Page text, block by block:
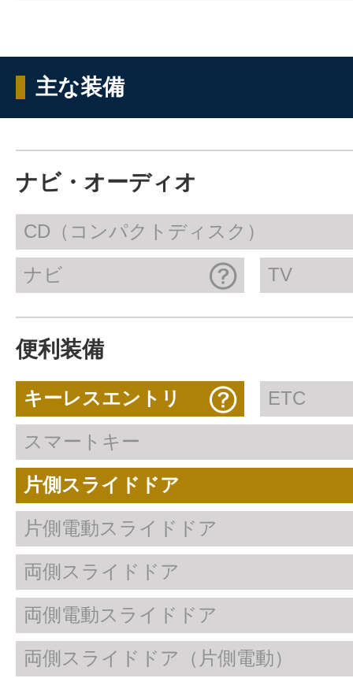
主な装備
ナビ・オーディオ
CD（コンパクトディスク）
ナビ TV
便利装備
キーレスエントリ ETC
スマートキー
片側スライドドア
片側電動スライドドア
両側スライドドア
両側電動スライドドア
両側スライドドア（片側電動）